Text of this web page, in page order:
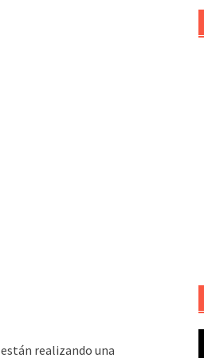
están realizando una